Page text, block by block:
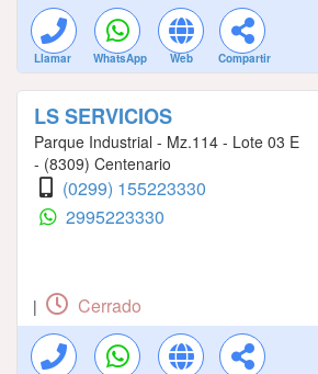
Llamar WhatsApp Web Compartir
LS SERVICIOS
Parque Industrial - Mz.114 - Lote 03 E
- (8309) Centenario
(0299) 155223330
2995223330
| Cerrado